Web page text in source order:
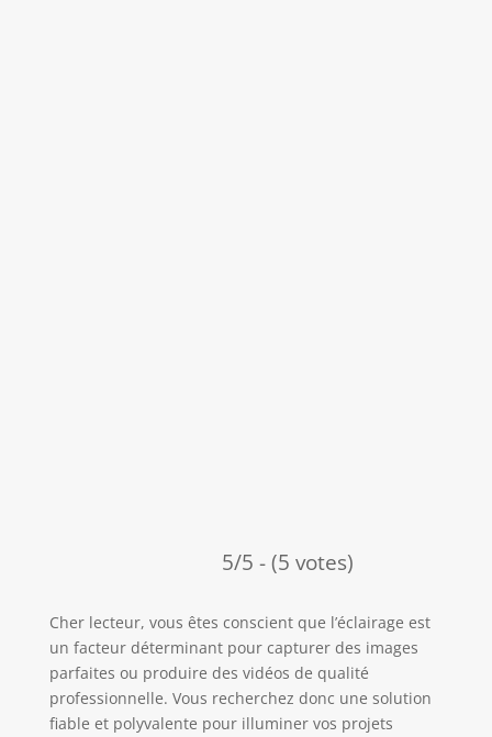
5/5 - (5 votes)
Cher lecteur, vous êtes conscient que l’éclairage est
un facteur déterminant pour capturer des images
parfaites ou produire des vidéos de qualité
professionnelle. Vous recherchez donc une solution
fiable et polyvalente pour illuminer vos projets